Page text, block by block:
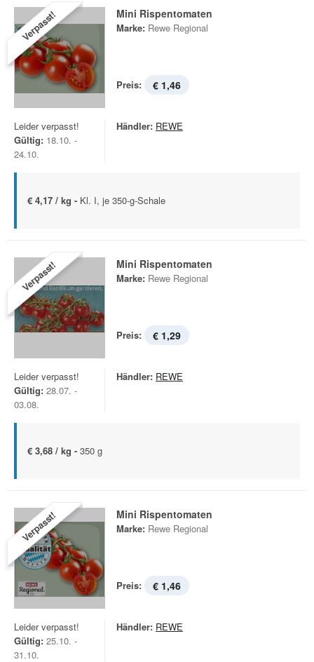
Verpasst! Mini Rispentomaten
Marke: Rewe Regional
Preis: € 1,46
Leider verpasst!
Gültig: 18.10. -
24.10.
Händler: REWE
€ 4,17 / kg - Kl. I, je 350-g-Schale
Verpasst! Mini Rispentomaten
Marke: Rewe Regional
Preis: € 1,29
Leider verpasst!
Gültig: 28.07. -
03.08.
Händler: REWE
€ 3,68 / kg - 350 g
Verpasst! Mini Rispentomaten
Marke: Rewe Regional
Preis: € 1,46
Leider verpasst!
Gültig: 25.10. -
31.10.
Händler: REWE